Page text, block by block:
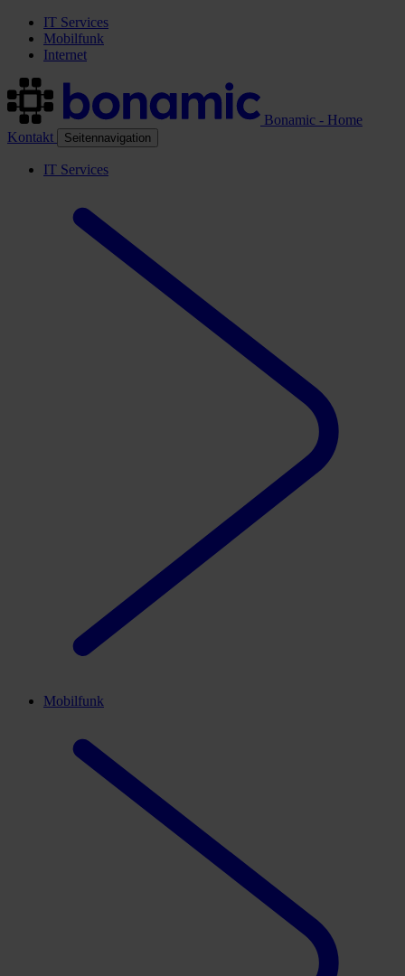
IT Services
Mobilfunk
Internet
Bonamic - Home
Kontakt
Seitennavigation
IT Services
Mobilfunk